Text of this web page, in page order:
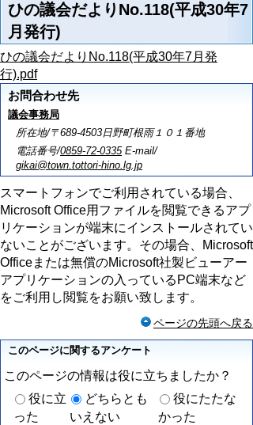
ひの議会だよりNo.118(平成30年7
月発行)
ひの議会だよりNo.118(平成30年7月発
行).pdf
お問合わせ先
議会事務局
所在地/〒689-4503日野町根雨１０１番地
電話番号/0859-72-0335E-mail/
gikai@town.tottori-hino.lg.jp
スマートフォンでご利用されている場合、
Microsoft Office用ファイルを閲覧できるアプ
リケーションが端末にインストールされてい
ないことがございます。その場合、Microsoft
Officeまたは無償のMicrosoft社製ビューアー
アプリケーションの入っているPC端末など
をご利用し閲覧をお願い致します。
ページの先頭へ戻る
このページに関するアンケート
このページの情報は役に立ちましたか？
役に立
った
どちらとも
いえない
役にたたな
かった